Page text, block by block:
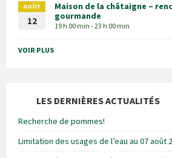
AOÛT
12
Maison de la châtaigne –
gourmande
19 h 00 min - 23 h 00 min
VOIR PLUS
LES DERNIÈRES ACTUALITÉS
Recherche de pommes!
Limitation des usages de l’eau au 07 août